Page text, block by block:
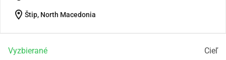
location_on Štip, North Macedonia
Vyzbierané Cieľ